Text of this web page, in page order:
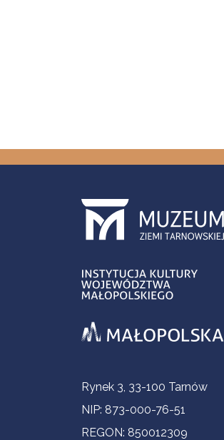
Informacje kontaktowe
Rynek 3, 33-100 Tarnów
NIP: 873-000-76-51
REGON: 850012309